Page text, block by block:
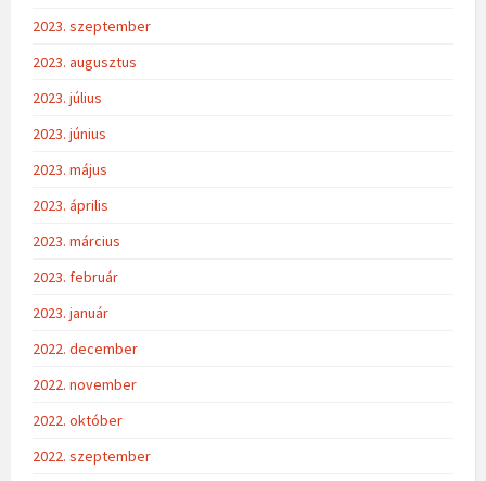
2023. szeptember
2023. augusztus
2023. július
2023. június
2023. május
2023. április
2023. március
2023. február
2023. január
2022. december
2022. november
2022. október
2022. szeptember